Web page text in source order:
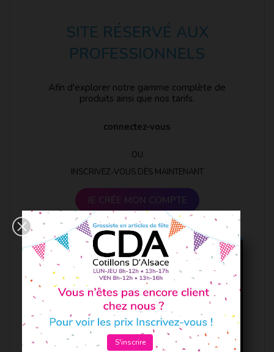
SITE RÉSERVÉ AUX
PROFESSIONNELS
Afin d'explorer notre gamme complète de
produits ainsi que nos tarifs.
connectez-vous
OU
INSCRIVEZ-VOUS DÈS MAINTENANT
JE CRÉE MON COMPTE
S'inscrire